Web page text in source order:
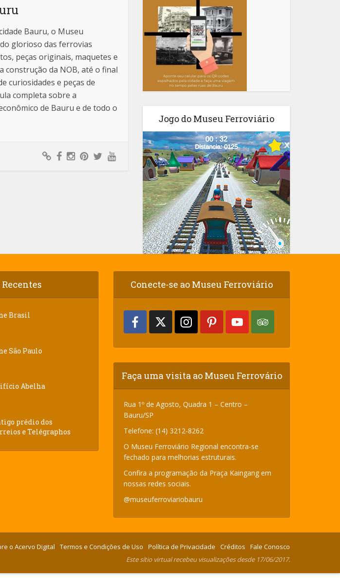
Bauru, o Museu
glorioso das ferrovias
peças originais, maquetes e
construção da NOB, até o final
curiosidades e peças de
completa sobre a
de Bauru e de todo o
Jogo do Museu Ferroviário
Brasil
São Paulo
Abelha
prédio dos
e Telégraphos
Conecte-se ao Museu Ferroviário
Faça uma visita ao Museu Ferrovário
Rua 1º de Agosto, Quadra 1 – Centro –
Bauru/SP
Telefone: (14) 3212-8262
O Museu Ferroviário Regional encontra-se
fechado para melhorias estruturais.
Confira a programação da Praça Kaingang em
nossas redes sociais.
@museuferroviariobauru
o Acervo Digital Termos e Condições de Uso Política de Privacidade Créditos
Fale Conosco
Este sítio virtual recebeu visualizações desde 17/06/2017.